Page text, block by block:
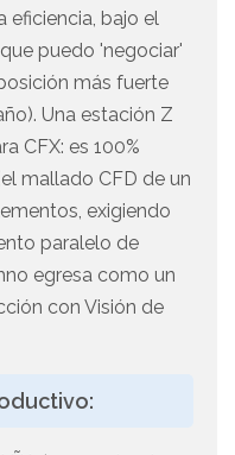
eficiencia, bajo el
puedo 'negociar'
más fuerte
Una estación Z
CFX: es 100%
mallado CFD de un
exigiendo
paralelo de
egresa como un
con Visión de